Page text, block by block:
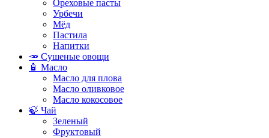
Ореховые пасты
Урбечи
Мёд
Пастила
Напитки
🥕 Сушеные овощи
🧴 Масло
Масло для плова
Масло оливковое
Масло кокосовое
🍃 Чай
Зеленый
Фруктовый